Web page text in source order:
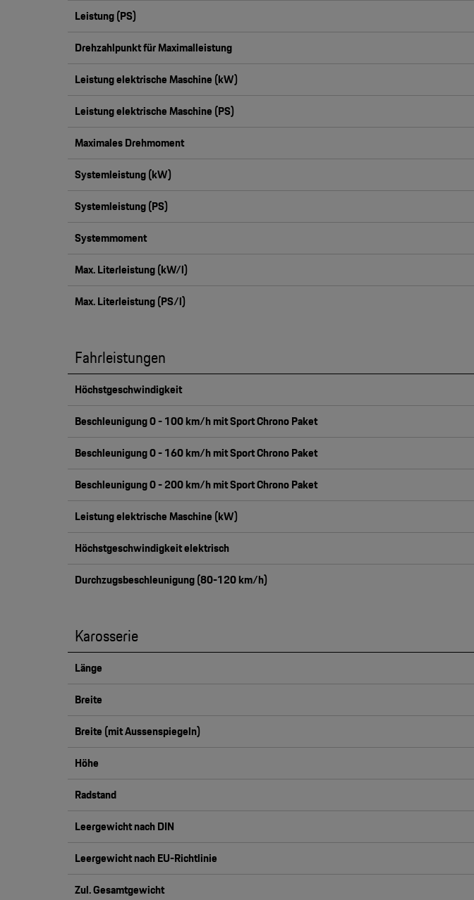
Leistung (PS)
Drehzahlpunkt für Maximalleistung
Leistung elektrische Maschine (kW)
Leistung elektrische Maschine (PS)
Maximales Drehmoment
Systemleistung (kW)
Systemleistung (PS)
Systemmoment
Max. Literleistung (kW/l)
Max. Literleistung (PS/l)
Fahrleistungen
Höchstgeschwindigkeit
Beschleunigung 0 - 100 km/h mit Sport Chrono Paket
Beschleunigung 0 - 160 km/h mit Sport Chrono Paket
Beschleunigung 0 - 200 km/h mit Sport Chrono Paket
Leistung elektrische Maschine (kW)
Höchstgeschwindigkeit elektrisch
Durchzugsbeschleunigung (80-120 km/h)
Karosserie
Länge
Breite
Breite (mit Aussenspiegeln)
Höhe
Radstand
Leergewicht nach DIN
Leergewicht nach EU-Richtlinie
Zul. Gesamtgewicht